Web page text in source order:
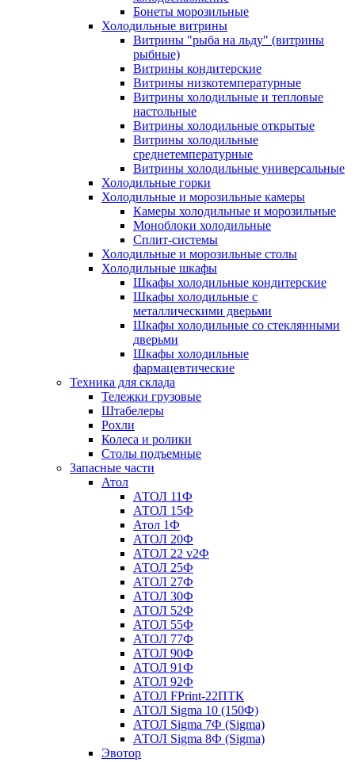
Бонеты морозильные
Холодильные витрины
Витрины "рыба на льду" (витрины
рыбные)
Витрины кондитерские
Витрины низкотемпературные
Витрины холодильные и тепловые
настольные
Витрины холодильные открытые
Витрины холодильные
среднетемпературные
Витрины холодильные универсальные
Холодильные горки
Холодильные и морозильные камеры
Камеры холодильные и морозильные
Моноблоки холодильные
Сплит-системы
Холодильные и морозильные столы
Холодильные шкафы
Шкафы холодильные кондитерские
Шкафы холодильные с
металлическими дверьми
Шкафы холодильные со стеклянными
дверьми
Шкафы холодильные
фармацевтические
Техника для склада
Тележки грузовые
Штабелеры
Рохли
Колеса и ролики
Столы подъемные
Запасные части
Атол
АТОЛ 11Ф
АТОЛ 15Ф
Атол 1Ф
АТОЛ 20Ф
АТОЛ 22 v2Ф
АТОЛ 25Ф
АТОЛ 27Ф
АТОЛ 30Ф
АТОЛ 52Ф
АТОЛ 55Ф
АТОЛ 77Ф
АТОЛ 90Ф
АТОЛ 91Ф
АТОЛ 92Ф
АТОЛ FPrint-22ПТК
АТОЛ Sigma 10 (150Ф)
АТОЛ Sigma 7Ф (Sigma)
АТОЛ Sigma 8Ф (Sigma)
Эвотор